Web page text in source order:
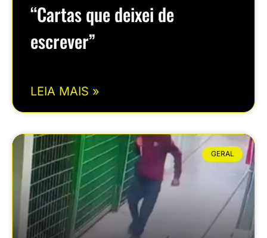
“Cartas que deixei de
escrever”
LEIA MAIS »
GERAL